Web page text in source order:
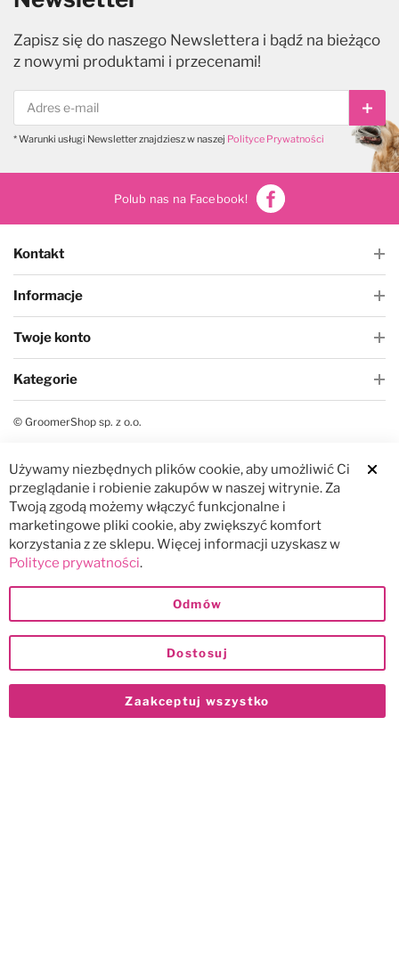
Zapisz się do naszego Newslettera i bądź na bieżąco
z nowymi produktami i przecenami!
* Warunki usługi Newsletter znajdziesz w naszej Polityce Prywatności
Polub nas na Facebook!
Kontakt
Informacje
Twoje konto
Kategorie
© GroomerShop sp. z o.o.
Używamy niezbędnych plików cookie, aby umożliwić Ci
przeglądanie i robienie zakupów w naszej witrynie. Za
Twoją zgodą możemy włączyć funkcjonalne i
marketingowe pliki cookie, aby zwiększyć komfort
korzystania z ze sklepu. Więcej informacji uzyskasz w
Polityce prywatności.
Zaakceptuj wszystko
Dostosuj
Odmów